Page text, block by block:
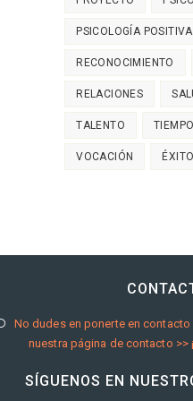
PSICOLOGÍA POSITIVA
RECONOCIMIENTO
RELACIONES
TALENTO
VOCACIÓN ÉXITO
No dudes en ponerte en
nuestra página de contacto >>
SÍGUENOS EN